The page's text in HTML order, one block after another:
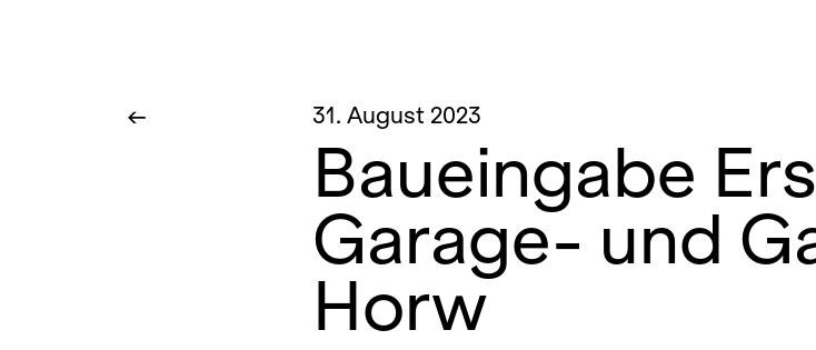
← 31. August 2023
Baueingabe
Garage- und
Horw